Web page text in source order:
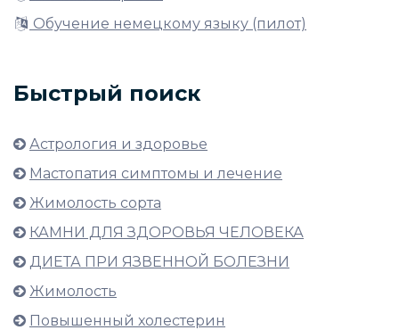
Обучение немецкому языку (пилот)
Быстрый поиск
Астрология и здоровье
Мастопатия симптомы и лечение
Жимолость сорта
КАМНИ ДЛЯ ЗДОРОВЬЯ ЧЕЛОВЕКА
ДИЕТА ПРИ ЯЗВЕННОЙ БОЛЕЗНИ
Жимолость
Повышенный холестерин